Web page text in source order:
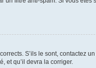
S’ils le sont, contactez
et qu’il devra la corriger.